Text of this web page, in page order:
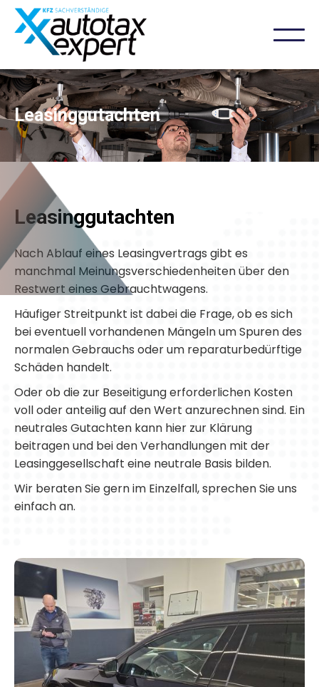
Leasinggutachten
Leasinggutachten
Nach Ablauf eines Leasingvertrags gibt es
manchmal Meinungsverschiedenheiten über den
Restwert eines Gebrauchtwagens.
Häufiger Streitpunkt ist dabei die Frage, ob es sich
bei eventuell vorhandenen Mängeln um Spuren des
normalen Gebrauchs oder um reparaturbedürftige
Schäden handelt.
Oder ob die zur Beseitigung erforderlichen Kosten
voll oder anteilig auf den Wert anzurechnen sind. Ein
neutrales Gutachten kann hier zur Klärung
beitragen und bei den Verhandlungen mit der
Leasinggesellschaft eine neutrale Basis bilden.
Wir beraten Sie gern im Einzelfall, sprechen Sie uns
einfach an.